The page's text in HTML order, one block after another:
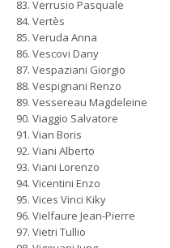
Verrusio Pasquale
Vertès
Veruda Anna
Vescovi Dany
Vespaziani Giorgio
Vespignani Renzo
Vessereau Magdeleine
Viaggio Salvatore
Vian Boris
Viani Alberto
Viani Lorenzo
Vicentini Enzo
Vices Vinci Kiky
Vielfaure Jean-Pierre
Vietri Tullio